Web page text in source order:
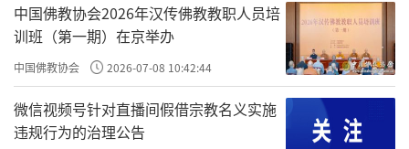
中国佛教协会2026年汉传佛教教职人员培
训班（第一期）在京举办
中国佛教协会 2026-07-08 10:42:44
微信视频号针对直播间假借宗教名义实施
违规行为的治理公告